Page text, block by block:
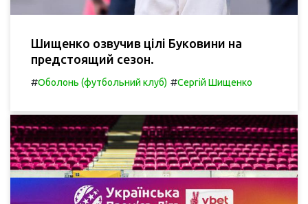
Шищенко озвучив цілі Буковини на
предстоящий сезон.
#Оболонь (футбольний клуб) #Сергій Шищенко